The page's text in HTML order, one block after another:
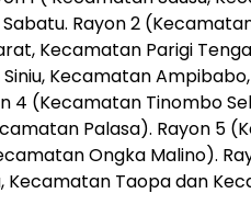
Rayon 2
Kecamatan Parigi
Kecamatan
4 (Kecamatan Tinombo
Palasa). Rayon 5
Ongka Malino).
Kecamatan Taopa dan